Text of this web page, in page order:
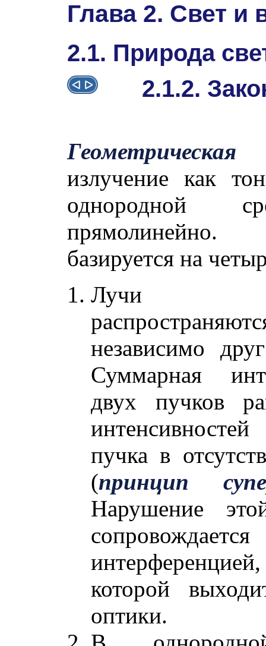
Глава 2. Свет и
2.1. Природа
2.1.2.
излучение как
однородной
прямолинейно.
базируется на
Лучи
независимо
Суммарная
двух пучков
пучка в
(принцип
Нарушение
сопровождается
которой
оптики.